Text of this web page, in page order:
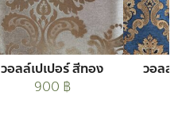
วอลล์เปเปอร์ สีทอง
900 ฿
วอลล์